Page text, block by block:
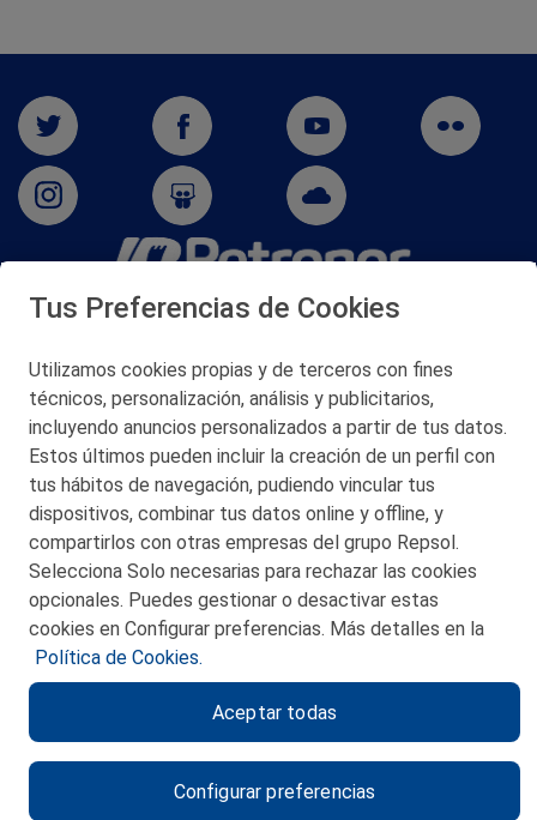
San Martín 5-Edificio Muñatones,
© 2026 Petronor S.A.
CONTACTO
MAPA WEB
POLITICA DE PRIVACIDAD
POLITICA DE COOKIES
CANAL DE ÉTICA
Tus Preferencias de Cookies
Utilizamos cookies propias y de terceros con fines
técnicos, personalización, análisis y publicitarios,
incluyendo anuncios personalizados a partir de tus datos.
Estos últimos pueden incluir la creación de un perfil con
tus hábitos de navegación, pudiendo vincular tus
dispositivos, combinar tus datos online y offline, y
compartirlos con otras empresas del grupo Repsol.
Selecciona Solo necesarias para rechazar las cookies
opcionales. Puedes gestionar o desactivar estas
cookies en Configurar preferencias. Más detalles en la
Política de Cookies.
Configurar preferencias
Aceptar todas